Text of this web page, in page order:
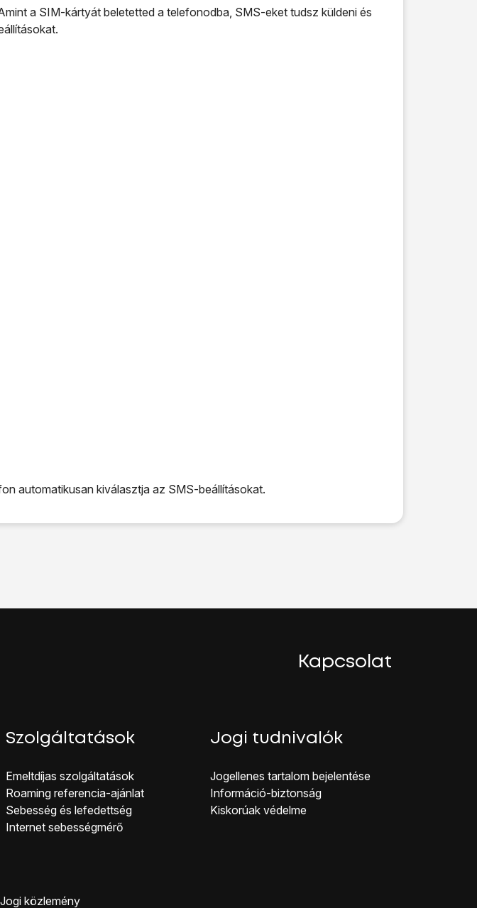
a SIM-kártyát beletetted a telefonodba, SMS-eket tudsz küldeni és
automatikusan kiválasztja az SMS-beállításokat.
Kapcsolat
Szolgáltatások
Emeltdíjas szolgáltatások
Roaming referencia-ajánlat
Sebesség és lefedettség
Internet sebességmérő
Jogi tudnivalók
Jogellenes ta rtalom bejelentése
Inf ormáció-biztonság
Kiskorúak véd elme
Jogi közlemény